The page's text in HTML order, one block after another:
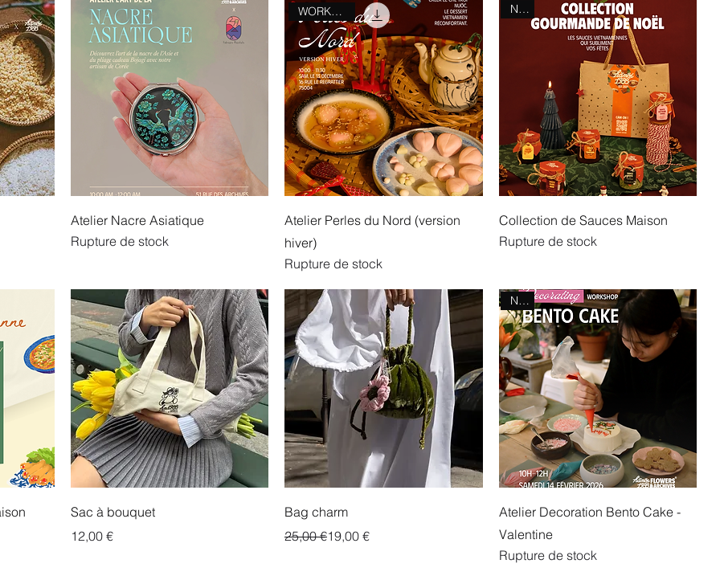
Atelier Nacre Asiatique
Rupture de stock
WORKSHOP
Atelier Perles du Nord (version
hiver)
Rupture de stock
NEW
Collection de Sauces Maison
Rupture de stock
Sac à bouquet
Prix
12,00 €
Bag charm
Prix original
25,00 €
Prix promotionnel
19,00 €
NEW
Atelier Decoration Bento Cake -
Valentine
Rupture de stock